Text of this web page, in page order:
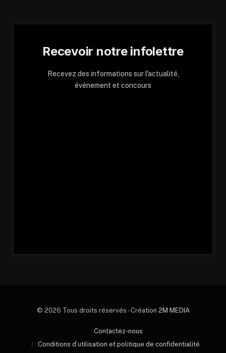
Recevoir notre infolettre
Recevez des informations sur l'actualité,
événement et concours
© 2026 Tous droits réservés - Création 2M MEDIA
Contactez-nous
Conditions d’utilisation et politique de confidentialité